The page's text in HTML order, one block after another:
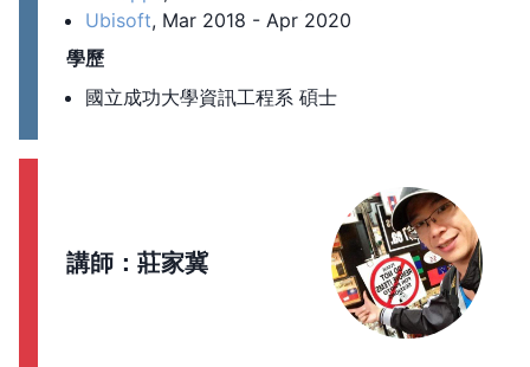
Ubisoft, Mar 2018 - Apr 2020
學歷
國立成功大學資訊工程系 碩士
講師：莊家冀